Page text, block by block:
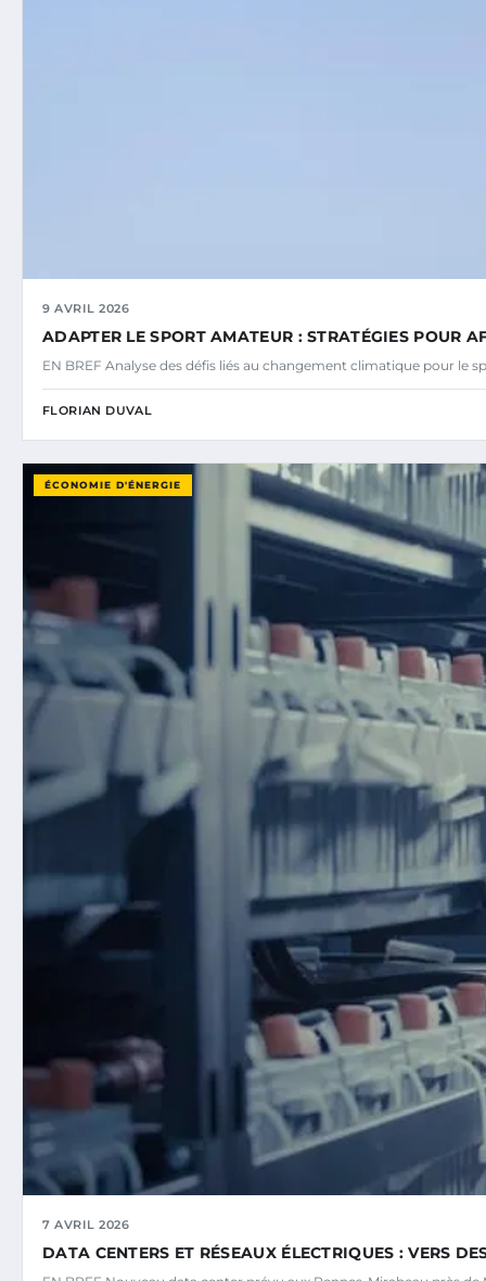
9 AVRIL 2026
ADAPTER LE SPORT AMATEUR : STRATÉGIES POUR
EN BREF Analyse des défis liés au changement climatique pour le
FLORIAN DUVAL
ÉCONOMIE D'ÉNERGIE
7 AVRIL 2026
DATA CENTERS ET RÉSEAUX ÉLECTRIQUES : VERS